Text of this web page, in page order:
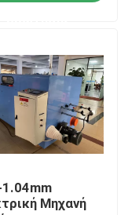
Μηχανή